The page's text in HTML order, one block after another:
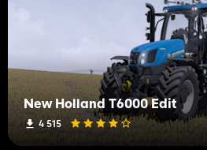
New Holland T6000 Edit
4 515